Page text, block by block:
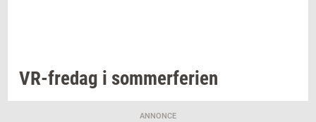
VR-​fredag i som­mer­fe­ri­en
ANNONCE